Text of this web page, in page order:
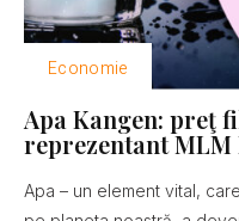
Economie
Apa Kangen: preţ
reprezentant MLM
Apa – un element vital,